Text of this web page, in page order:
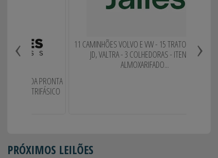
‹
PRONTA
11 CAMINHÕES VOLVO E VW - 15 TRATORES CASE,
JD, VALTRA - 3 COLHEDORAS - ITENS DE
ALMOXARIFADO...
›
PRÓXIMOS LEILÕES